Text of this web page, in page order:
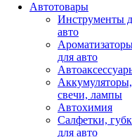
Автотовары
Инструменты
авто
для авто
Аккумуляторы,
свечи, лампы
Автохимия
Салфетки,
для авто